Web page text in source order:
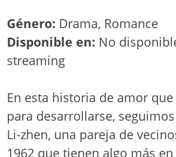
Género: Drama, Romance
Disponible en: No
streaming
En esta historia de amor
para desarrollarse,
Li-zhen, una pareja de
1962 que tienen algo más